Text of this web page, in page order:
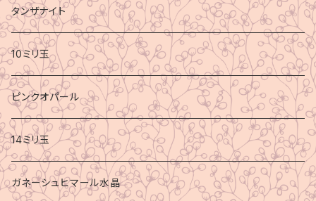
タンザナイト
10ミリ玉
ピンクオパール
14ミリ玉
ガネーシュヒマール水晶